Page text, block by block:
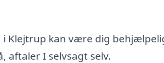
Klejtrup kan være dig
aftaler I selvsagt selv.